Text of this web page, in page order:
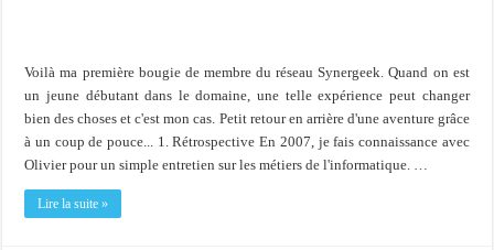
Voilà ma première bougie de membre du réseau Synergeek. Quand on est
un jeune débutant dans le domaine, une telle expérience peut changer
bien des choses et c'est mon cas. Petit retour en arrière d'une aventure grâce
à un coup de pouce... 1. Rétrospective En 2007, je fais connaissance avec
Olivier pour un simple entretien sur les métiers de l'informatique. …
Lire la suite »